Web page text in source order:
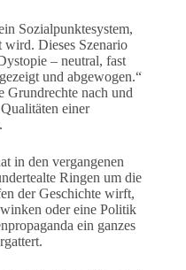
Sozialpunktesystem,
wird. Dieses Szenario
– neutral, fast
und abgewogen.“
Grundrechte nach und
einer
in den vergangenen
Ringen um die
der Geschichte wirft,
oder eine Politik
ein ganzes